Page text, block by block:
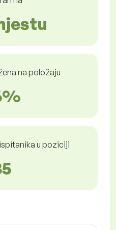
na položaju
u poziciji